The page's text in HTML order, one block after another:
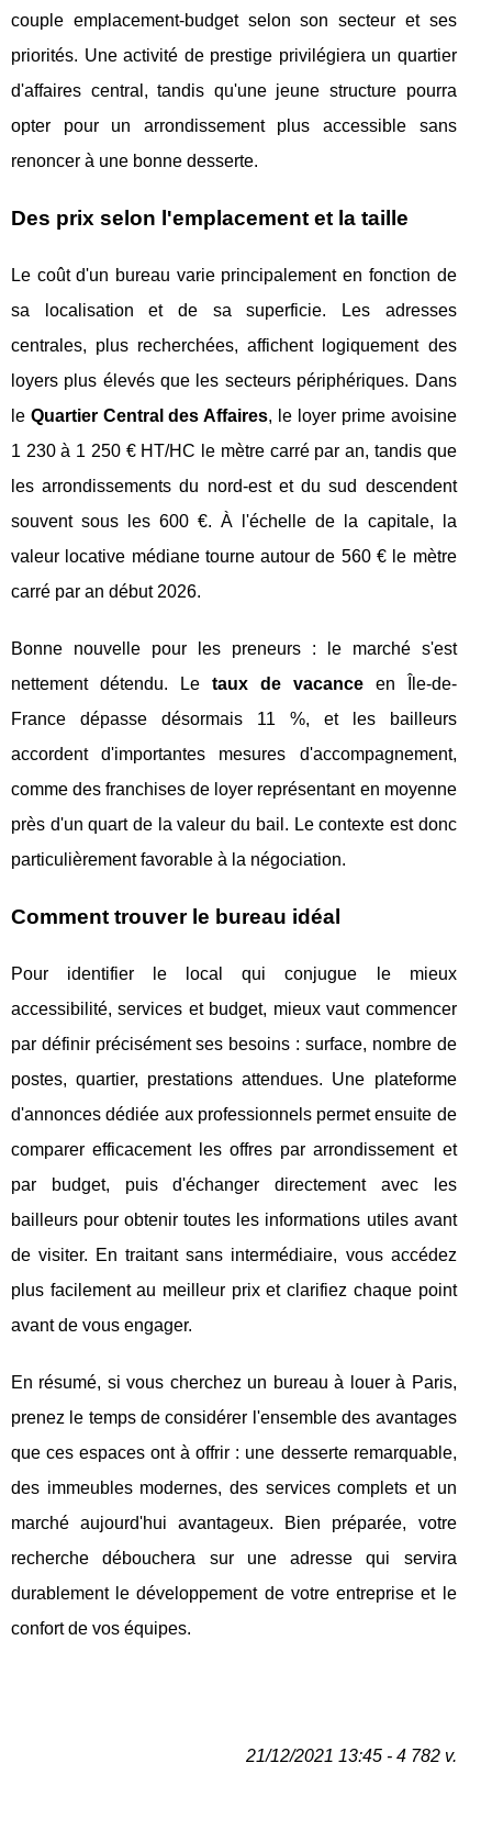
couple emplacement-budget selon son secteur et ses
priorités. Une activité de prestige privilégiera un quartier
d'affaires central, tandis qu'une jeune structure pourra
opter pour un arrondissement plus accessible sans
renoncer à une bonne desserte.
Des prix selon l'emplacement et la taille
Le coût d'un bureau varie principalement en fonction de
sa localisation et de sa superficie. Les adresses
centrales, plus recherchées, affichent logiquement des
loyers plus élevés que les secteurs périphériques. Dans
le Quartier Central des Affaires, le loyer prime avoisine
1 230 à 1 250 € HT/HC le mètre carré par an, tandis que
les arrondissements du nord-est et du sud descendent
souvent sous les 600 €. À l'échelle de la capitale, la
valeur locative médiane tourne autour de 560 € le mètre
carré par an début 2026.
Bonne nouvelle pour les preneurs : le marché s'est
nettement détendu. Le taux de vacanceen Île-de-
France dépasse désormais 11 %, et les bailleurs
accordent d'importantes mesures d'accompagnement,
comme des franchises de loyer représentant en moyenne
près d'un quart de la valeur du bail. Le contexte est donc
particulièrement favorable à la négociation.
Comment trouver le bureau idéal
Pour identifier le local qui conjugue le mieux
accessibilité, services et budget, mieux vaut commencer
par définir précisément ses besoins : surface, nombre de
postes, quartier, prestations attendues. Une plateforme
d'annonces dédiée aux professionnels permet ensuite de
comparer efficacement les offres par arrondissement et
par budget, puis d'échanger directement avec les
bailleurs pour obtenir toutes les informations utiles avant
de visiter. En traitant sans intermédiaire, vous accédez
plus facilement au meilleur prix et clarifiez chaque point
avant de vous engager.
En résumé, si vous cherchez un bureau à louer à Paris,
prenez le temps de considérer l'ensemble des avantages
que ces espaces ont à offrir : une desserte remarquable,
des immeubles modernes, des services complets et un
marché aujourd'hui avantageux. Bien préparée, votre
recherche débouchera sur une adresse qui servira
durablement le développement de votre entreprise et le
confort de vos équipes.
21/12/2021 13:45 - 4 782 v.